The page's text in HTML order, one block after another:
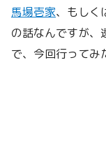
馬場壱家、もしく
の話なんですが、
で、今回行ってみ